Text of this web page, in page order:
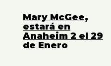
Mary McGee,
estará en
Anaheim 2 el 29
de Enero